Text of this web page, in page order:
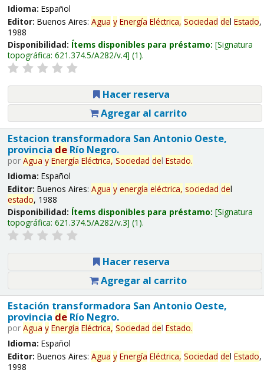
Idioma: Español
Editor: Buenos Aires: Agua y Energía Eléctrica, Sociedad del Estado,
1988
Disponibilidad: Ítems disponibles para préstamo: Signatura
topográfica: 621.374.5/A282/v.4 (1).
Hacer reserva
Agregar al carrito
Estacion transformadora San Antonio Oeste,
provincia deRío Negro.
por Agua y Energía Eléctrica, Sociedad del Estado.
Idioma: Español
Editor: Buenos Aires: Agua y energía eléctrica, sociedad del
estado, 1988
Disponibilidad: Ítems disponibles para préstamo: Signatura
topográfica: 621.374.5/A282/v.3 (1).
Hacer reserva
Agregar al carrito
Estación transformadora San Antonio Oeste,
provincia deRío Negro.
por Agua y Energía Eléctrica, Sociedad del Estado.
Idioma: Español
Editor: Buenos Aires: Agua y Energía Eléctrica, Sociedad del Estado,
1998